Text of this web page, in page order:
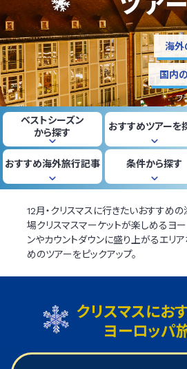
フ
海外
国内
ベストシーズン
から探す
おすすめツアーを
おすすめ海外旅行記事 条件から探す
12月・クリスマスに行きたいおすすめ
場クリスマスマーケットが楽しめるヨー
ンやカウントダウンに盛り上がるエリ
めのツアーをピックアップ。
クリスマスにお
ヨーロッパ